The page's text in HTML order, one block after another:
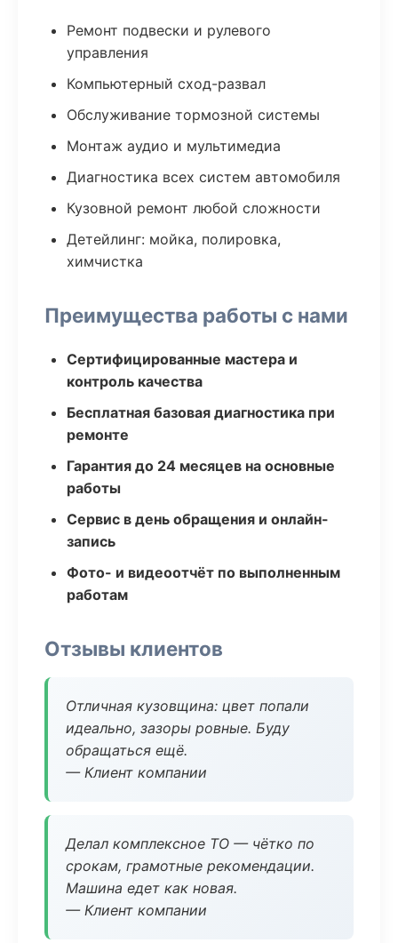
Ремонт подвески и рулевого
управления
Компьютерный сход-развал
Обслуживание тормозной системы
Монтаж аудио и мультимедиа
Диагностика всех систем автомобиля
Кузовной ремонт любой сложности
Детейлинг: мойка, полировка,
химчистка
Преимущества работы с нами
Сертифицированные мастера и
контроль качества
Бесплатная базовая диагностика при
ремонте
Гарантия до 24 месяцев на основные
работы
Сервис в день обращения и онлайн-
запись
Фото- и видеоотчёт по выполненным
работам
Отзывы клиентов
Отличная кузовщина: цвет попали
идеально, зазоры ровные. Буду
обращаться ещё.
— Клиент компании
Делал комплексное ТО — чётко по
срокам, грамотные рекомендации.
Машина едет как новая.
— Клиент компании